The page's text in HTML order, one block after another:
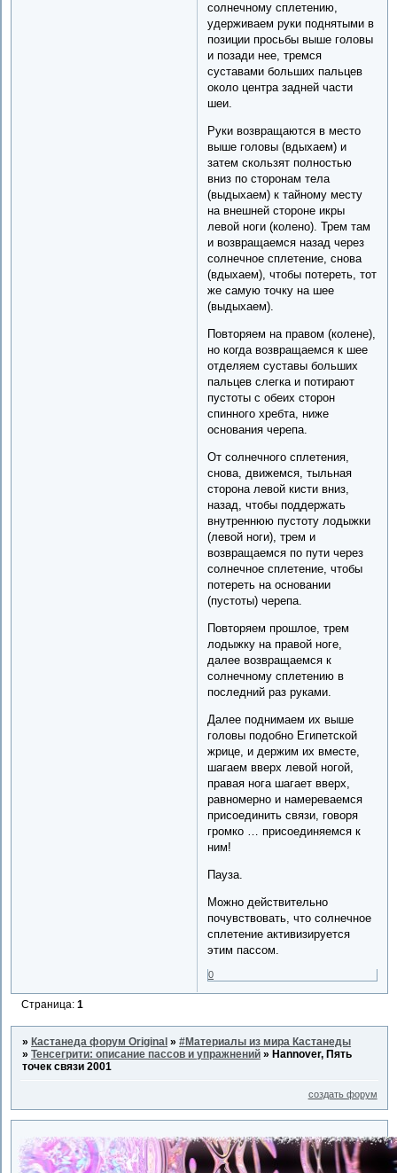
солнечному сплетению,
удерживаем руки поднятыми в
позиции просьбы выше головы
и позади нее, тремся
суставами больших пальцев
около центра задней части
шеи.
Руки возвращаются в место
выше головы (вдыхаем) и
затем скользят полностью
вниз по сторонам тела
(выдыхаем) к тайному месту
на внешней стороне икры
левой ноги (колено). Трем там
и возвращаемся назад через
солнечное сплетение, снова
(вдыхаем), чтобы потереть, тот
же самую точку на шее
(выдыхаем).
Повторяем на правом (колене),
но когда возвращаемся к шее
отделяем суставы больших
пальцев слегка и потирают
пустоты с обеих сторон
спинного хребта, ниже
основания черепа.
От солнечного сплетения,
снова, движемся, тыльная
сторона левой кисти вниз,
назад, чтобы поддержать
внутреннюю пустоту лодыжки
(левой ноги), трем и
возвращаемся по пути через
солнечное сплетение, чтобы
потереть на основании
(пустоты) черепа.
Повторяем прошлое, трем
лодыжку на правой ноге,
далее возвращаемся к
солнечному сплетению в
последний раз руками.
Далее поднимаем их выше
головы подобно Египетской
жрице, и держим их вместе,
шагаем вверх левой ногой,
правая нога шагает вверх,
равномерно и намереваемся
присоединить связи, говоря
громко … присоединяемся к
ним!
Пауза.
Можно действительно
почувствовать, что солнечное
сплетение активизируется
этим пассом.
0
Страница:1
»Кастанеда форум Original »#Материалы из мира Кастанеды
»Тенсегрити: описание пассов и упражнений »Hannover, Пять
точек связи 2001
создать форум